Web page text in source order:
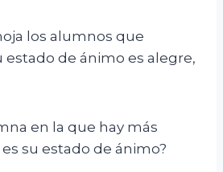
los alumnos que
de ánimo es alegre,
en la que hay más
su estado de ánimo?